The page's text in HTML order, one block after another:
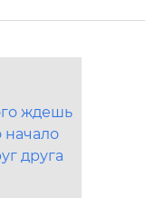
ждешь
начало
друга